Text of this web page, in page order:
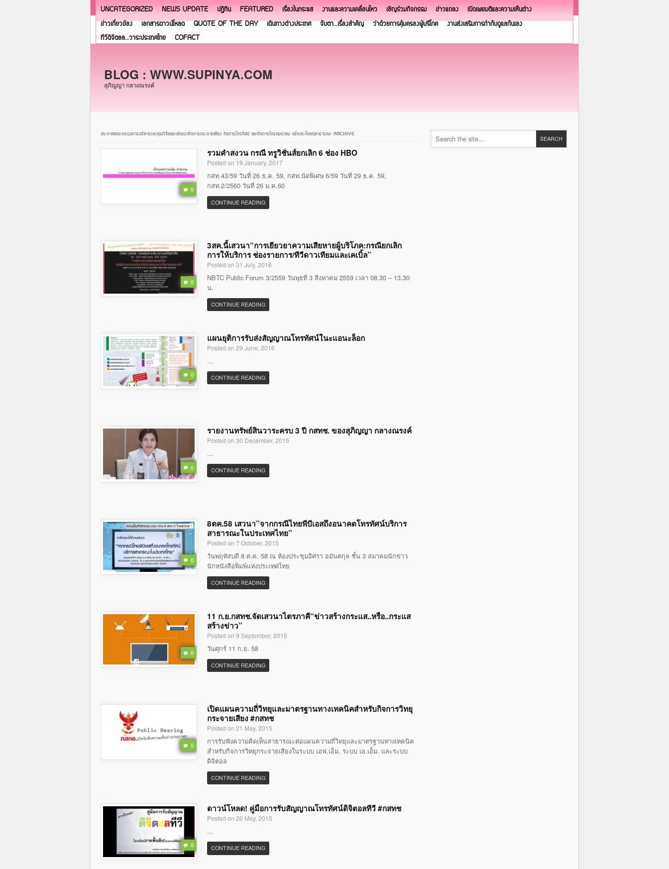
UNCATEGORIZED NEWS UPDATE ปฏิทิน FEATURED เรื่องในกระแส งานและความเคลื่อนไหว เชิญร่วมกิจกรรม ข่าวแถลง
เปิดเผยมติและความเห็นต่าง
ข่าวเกี่ยวข้อง
เอกสารดาวน์โหลด QUOTE OF THE DAY เดินทางต่างประเทศ จับตา…เรื่องสำคัญ ว่าด้วยการคุ้มครองผู้บริโภค
งานส่งเสริมการกำกับดูแลกันเอง
ทีวีดิจิตอล…วาระประเทศไทย
COFACT
BLOG : WWW.SUPINYA.COM
สุภิญญา กลางณรงค์
ประกาศคณะกรรมการบริหารกองทุนวิจัยและพัฒนากิจการกระจายเสียง กิจการโทรทัศน์ และกิจการโทรคมนาคม เพื่อประโยชน์สาธารณะ ARCHIVE
0
รวมคำสงวน กรณี ทรูวิชั่นส์ยกเลิก 6 ช่อง HBO
Posted on 19 January, 2017
กสท.43/59 วันที่ 26 ธ.ค. 59, กสท.นัดพิเศษ 6/59 วันที่ 29 ธ.ค. 59,
กสท.2/2560 วันที่ 26 ม.ค.60
CONTINUE READING
0
3สค.นี้เสวนา“การเยียวยาความเสียหายผู้บริโภค:กรณียกเลิก
การให้บริการ ช่องรายการ/ทีวีดาวเทียมและเคเบิ้ล”
Posted on 31 July, 2016
NBTC Public Forum 3/2559 วันพุธที่ 3 สิงหาคม 2559 เวลา 08.30 – 13.30
น.
CONTINUE READING
0
แผนยุติการรับส่งสัญญาณโทรทัศน์ในะแอนะล็อก
Posted on 29 June, 2016
...
CONTINUE READING
0
รายงานทรัพย์สินวาระครบ 3 ปี กสทช. ของสุภิญญา กลางณรงค์
Posted on 30 December, 2015
...
CONTINUE READING
0
8ตค.58 เสวนา”จากกรณีไทยพีบีเอสถึงอนาคตโทรทัศน์บริการ
สาธารณะในประเทศไทย”
Posted on 7 October, 2015
วันพฤหัสบดี 8 ต.ค. 58 ณ ห้องประชุมอิศรา อมันตกุล ชั้น 3 สมาคมนักข่าว
นักหนังสือพิมพ์แห่งประเทศไทย
CONTINUE READING
0
11 ก.ย.กสทช.จัดเสวนาไตรภาคี“ข่าวสร้างกระแส..หรือ..กระแส
สร้างข่าว”
Posted on 9 September, 2015
วันศุกร์ 11 ก.ย. 58
CONTINUE READING
0
เปิดแผนความถี่วิทยุและมาตรฐานทางเทคนิคสำหรับกิจการวิทยุ
กระจายเสียง #กสทช
Posted on 21 May, 2015
การรับฟังความคิดเห็นสาธารณะต่อแผนความถี่วิทยุและมาตรฐานทางเทคนิค
สำหรับกิจการวิทยุกระจายเสียงในระบบ เอฟ.เอ็ม. ระบบ เอ.เอ็ม. และระบบ
ดิจิตอล
CONTINUE READING
0
ดาวน์โหลด! คู่มือการรับสัญญาณโทรทัศน์ดิจิตอลทีวี #กสทช
Posted on 20 May, 2015
...
CONTINUE READING